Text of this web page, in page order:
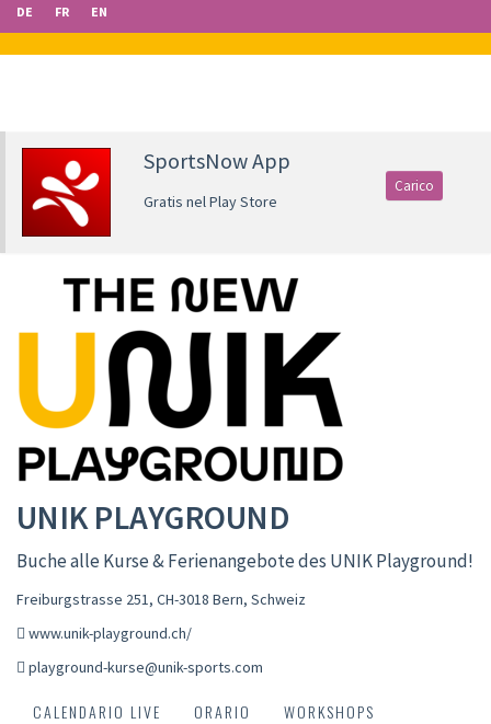
DE FR EN
SportsNow App
Gratis nel Play Store
Carico
UNIK PLAYGROUND
Buche alle Kurse & Ferienangebote des UNIK Playground!
Freiburgstrasse 251, CH-3018 Bern, Schweiz
www.unik-playground.ch/
playground-kurse@unik-sports.com
CALENDARIO LIVE ORARIO
WORKSHOPS